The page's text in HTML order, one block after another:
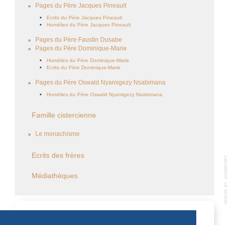
Pages du Père Jacques Pineault
Ecrits du Père Jacques Pineault
Homélies du Père Jacques Pineault
Pages du Père Faustin Dusabe
Pages du Père Dominique-Marie
Homélies du Père Dominique-Marie
Ecrits du Père Dominique-Marie
Pages du Père Oswald Nyamigezy Nsabimana
Homélies du Père Oswald Nyamigezy Nsabimana
Famille cistercienne
Le monachisme
Ecrits des frères
Médiathèques